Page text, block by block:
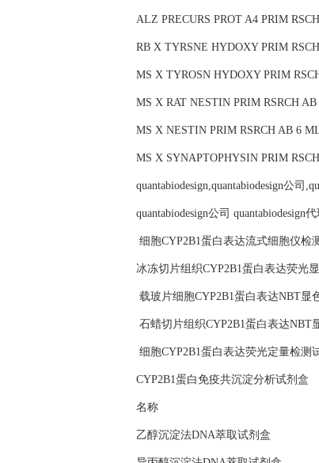
ALZ PRECURS PROT A4 PRIM
RB X TYRSNE HYDOXY PRIM
MS X TYROSN HYDOXY PRIM
MS X RAT NESTIN PRIM RSRCH
MS X NESTIN PRIM RSRCH AB 6
MS X SYNAPTOPHYSIN PRIM
quantabiodesign,quantabiodesign公司
quantabiodesign公司 quantabiodesign
细胞CYP2B1蛋白表达流式细胞仪检
冰冻切片组织CYP2B1蛋白表达荧光
载玻片细胞CYP2B1蛋白表达NBT显
石蜡切片组织CYP2B1蛋白表达NBT
细胞CYP2B1蛋白表达荧光定量检测
CYP2B1蛋白免疫共沉淀分析试剂盒
名称
乙醇沉淀法DNA萃取试剂盒